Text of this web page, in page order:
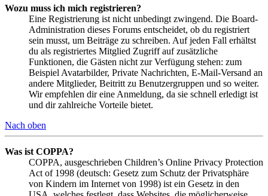
Wozu muss ich mich registrieren?
Eine Registrierung ist nicht unbedingt zwingend. Die Board-
Administration dieses Forums entscheidet, ob du registriert
sein musst, um Beiträge zu schreiben. Auf jeden Fall erhältst
du als registriertes Mitglied Zugriff auf zusätzliche
Funktionen, die Gästen nicht zur Verfügung stehen: zum
Beispiel Avatarbilder, Private Nachrichten, E-Mail-Versand an
andere Mitglieder, Beitritt zu Benutzergruppen und so weiter.
Wir empfehlen dir eine Anmeldung, da sie schnell erledigt ist
und dir zahlreiche Vorteile bietet.
Nach oben
Was ist COPPA?
COPPA, ausgeschrieben Children’s Online Privacy Protection
Act of 1998 (deutsch: Gesetz zum Schutz der Privatsphäre
von Kindern im Internet von 1998) ist ein Gesetz in den